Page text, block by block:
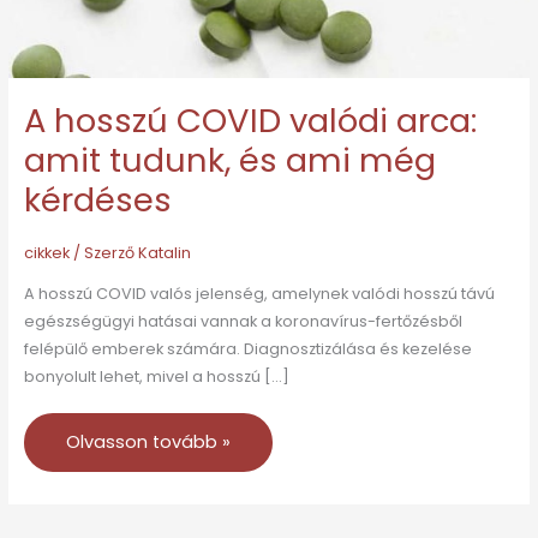
A hosszú COVID valódi arca:
amit tudunk, és ami még
kérdéses
cikkek/ SzerzőKatalin
A hosszú COVID valós jelenség, amelynek valódi hosszú távú
egészségügyi hatásai vannak a koronavírus-fertőzésből
felépülő emberek számára. Diagnosztizálása és kezelése
bonyolult lehet, mivel a hosszú […]
Olvasson tovább »